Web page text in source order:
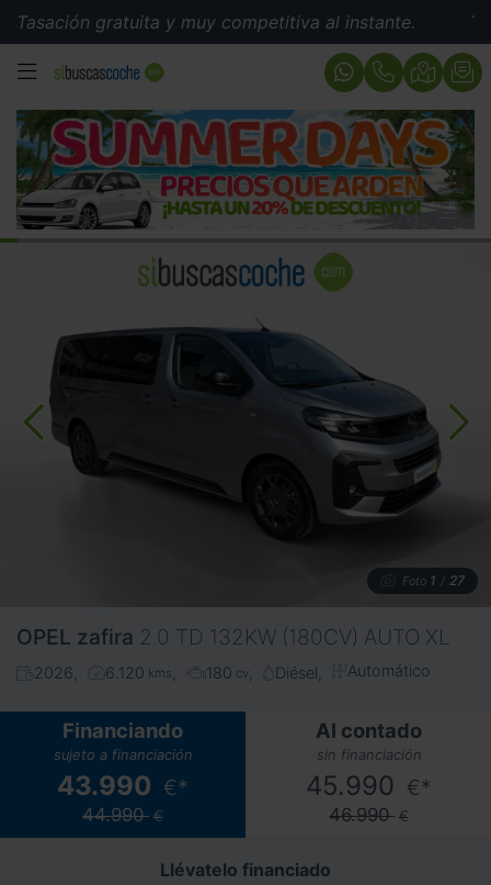
gratuita y muy competitiva al instante.
MENÚ
Foto 1 / 27
OPEL zafira 2.0 TD 132KW (180CV) AUTO XL
2026 6.120 kms 180 cv Diésel Automático
Financiando
sujeto a financiación
43.990 €*
44.990 €
Al contado
sin financiación
45.990 €*
46.990 €
Llévatelo financiado